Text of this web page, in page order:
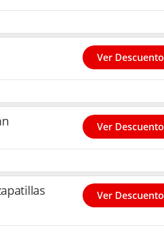
Ver Descuento
Ver Descuento
Ver Descuento